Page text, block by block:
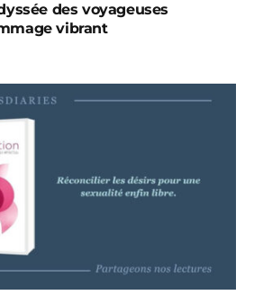
des voyageuses
vibrant